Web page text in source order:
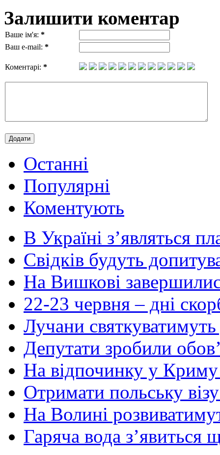
Залишити коментар
Ваше ім'я: *
Ваш e-mail: *
Коментарі: *
Останні
Популярні
Коментують
В Україні з’являться
Свідків будуть
На Вишкові
22-23 червня – дні
Лучани
Депутати зробили
На відпочинку у
Отримати польську
На Волині
Гаряча вода з’явиться